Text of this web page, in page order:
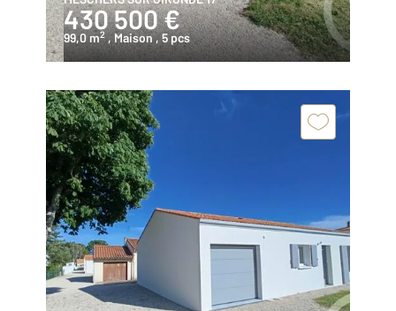
430 500 €
99,0 m2 , Maison , 5 pcs